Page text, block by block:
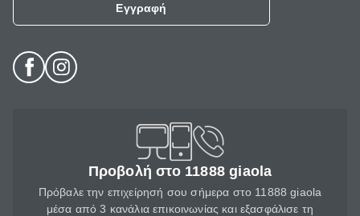
Εγγραφή
Προβολή στο 11888 giaola
Πρόβαλε την επιχείρησή σου σήμερα στο 11888 giaola
μέσα από 3 κανάλια επικοινωνίας και εξασφάλισε τη